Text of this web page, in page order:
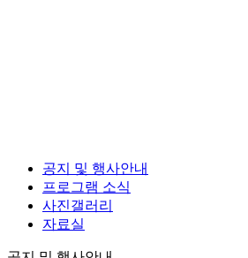
공지 및 행사안내
프로그램 소식
사진갤러리
자료실